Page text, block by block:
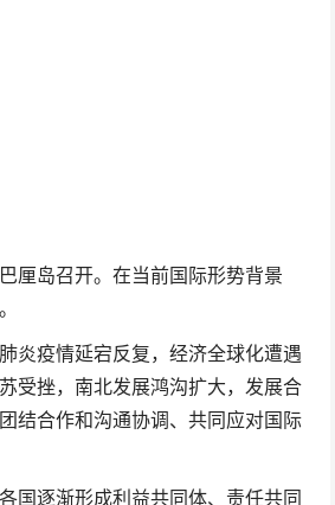
厘岛召开。在当前国际形势背景
炎疫情延宕反复，经济全球化遭遇
受挫，南北发展鸿沟扩大，发展合
结合作和沟通协调、共同应对国际
国逐渐形成利益共同体、责任共同